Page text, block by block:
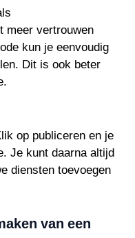
meer vertrouwen
kun je eenvoudig
Dit is ook beter
op publiceren en je
Je kunt daarna altijd
diensten toevoegen
van een